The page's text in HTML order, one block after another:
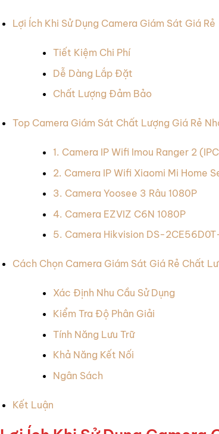
Lợi Ích Khi Sử Dụng Camera Giám Sát Giá Rẻ
Tiết Kiệm Chi Phí
Dễ Dàng Lắp Đặt
Chất Lượng Đảm Bảo
Top Camera Giám Sát Chất Lượng Giá Rẻ
1. Camera IP Wifi Imou Ranger 2
2. Camera IP Wifi Xiaomi Mi Home
3. Camera Yoosee 3 Râu 1080P
4. Camera EZVIZ C6N 1080P
5. Camera Hikvision DS-
Cách Chọn Camera Giám Sát Giá Rẻ Chất
Xác Định Nhu Cầu Sử Dụng
Kiểm Tra Độ Phân Giải
Tính Năng Lưu Trữ
Khả Năng Kết Nối
Ngân Sách
Kết Luận